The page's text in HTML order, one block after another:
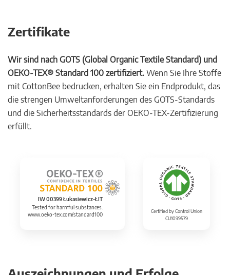
Zertifikate
Wir sind nach GOTS (Global Organic Textile Standard) und
OEKO-TEX® Standard 100 zertifiziert. Wenn Sie Ihre Stoffe
mit CottonBee bedrucken, erhalten Sie ein Endprodukt, das
die strengen Umweltanforderungen des GOTS-Standards
und die Sicherheitsstandards der OEKO-TEX-Zertifizierung
erfüllt.
IW 00399 Łukasiewicz-ŁIT
Tested for harmful substances.
www.oeko-tex.com/standard100
Certified by Control Union
CU1099579